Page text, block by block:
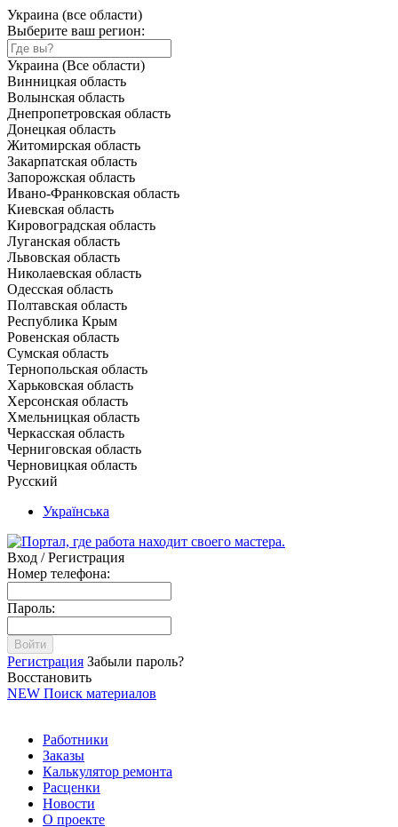
Украина (все области)
Выберите ваш регион:
Украина (Все области)
Винницкая область
Волынская область
Днепропетровская область
Донецкая область
Житомирская область
Закарпатская область
Запорожская область
Ивано-Франковская область
Киевская область
Кировоградская область
Луганская область
Львовская область
Николаевская область
Одесская область
Полтавская область
Республика Крым
Ровенская область
Сумская область
Тернопольская область
Харьковская область
Херсонская область
Хмельницкая область
Черкасская область
Черниговская область
Черновицкая область
Русский
Українська
Вход / Регистрация
Номер телефона:
Пароль:
Войти
Регистрация Забыли пароль?
Восстановить
NEW Поиск материалов
Работники
Заказы
Калькулятор ремонта
Расценки
Новости
О проекте